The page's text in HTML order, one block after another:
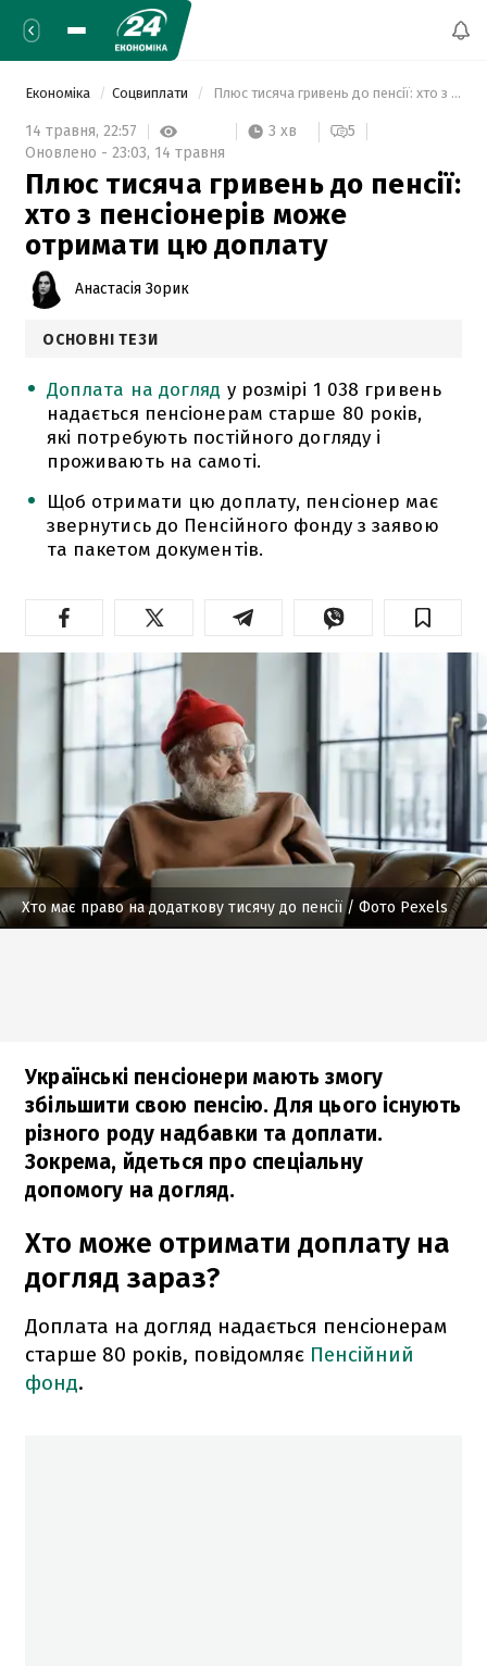
Економіка Соцвиплати Плюс тисяча гривень до пенсії: хто з пенсіонерів може отримати цю доплату
14 травня, 22:57 3 хв
5
Оновлено - 23:03, 14 травня
Плюс тисяча гривень до пенсії:
хто з пенсіонерів може
отримати цю доплату
Анастасія Зорик
ОСНОВНІ ТЕЗИ
Доплата на догляд у розмірі 1 038 гривень
надається пенсіонерам старше 80 років,
які потребують постійного догляду і
проживають на самоті.
Щоб отримати цю доплату, пенсіонер має
звернутись до Пенсійного фонду з заявою
та пакетом документів.
Хто має право на додаткову тисячу до пенсії/ Фото Pexels
Українські пенсіонери мають змогу
збільшити свою пенсію. Для цього існують
різного роду надбавки та доплати.
Зокрема, йдеться про спеціальну
допомогу на догляд.
Хто може отримати доплату на
догляд зараз?
Доплата на догляд надається пенсіонерам
старше 80 років, повідомляє Пенсійний
фонд.